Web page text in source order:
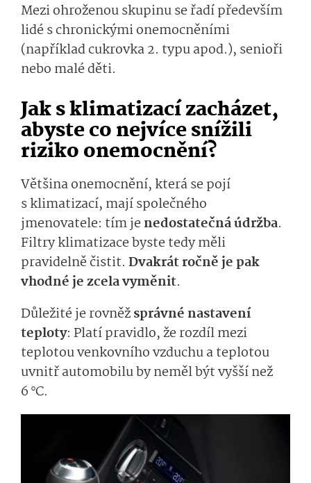
Mezi ohroženou skupinu se řadí především
lidé s chronickými onemocněními
(například cukrovka 2. typu apod.), senioři
nebo malé děti.
Jak s klimatizací zacházet,
abyste co nejvíce snížili
riziko onemocnění?
Většina onemocnění, která se pojí
s klimatizací, mají společného
jmenovatele: tím jenedostatečná údržba.
Filtry klimatizace byste tedy měli
pravidelně čistit. Dvakrát ročně je pak
vhodné je zcela vyměnit.
Důležité je rovněžsprávné nastavení
teploty: Platí pravidlo, že rozdíl mezi
teplotou venkovního vzduchu a teplotou
uvnitř automobilu by neměl být vyšší než
6 °C.